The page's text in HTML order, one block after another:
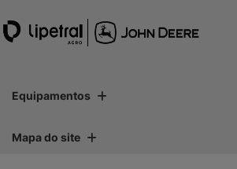
Equipamentos
Mapa do site